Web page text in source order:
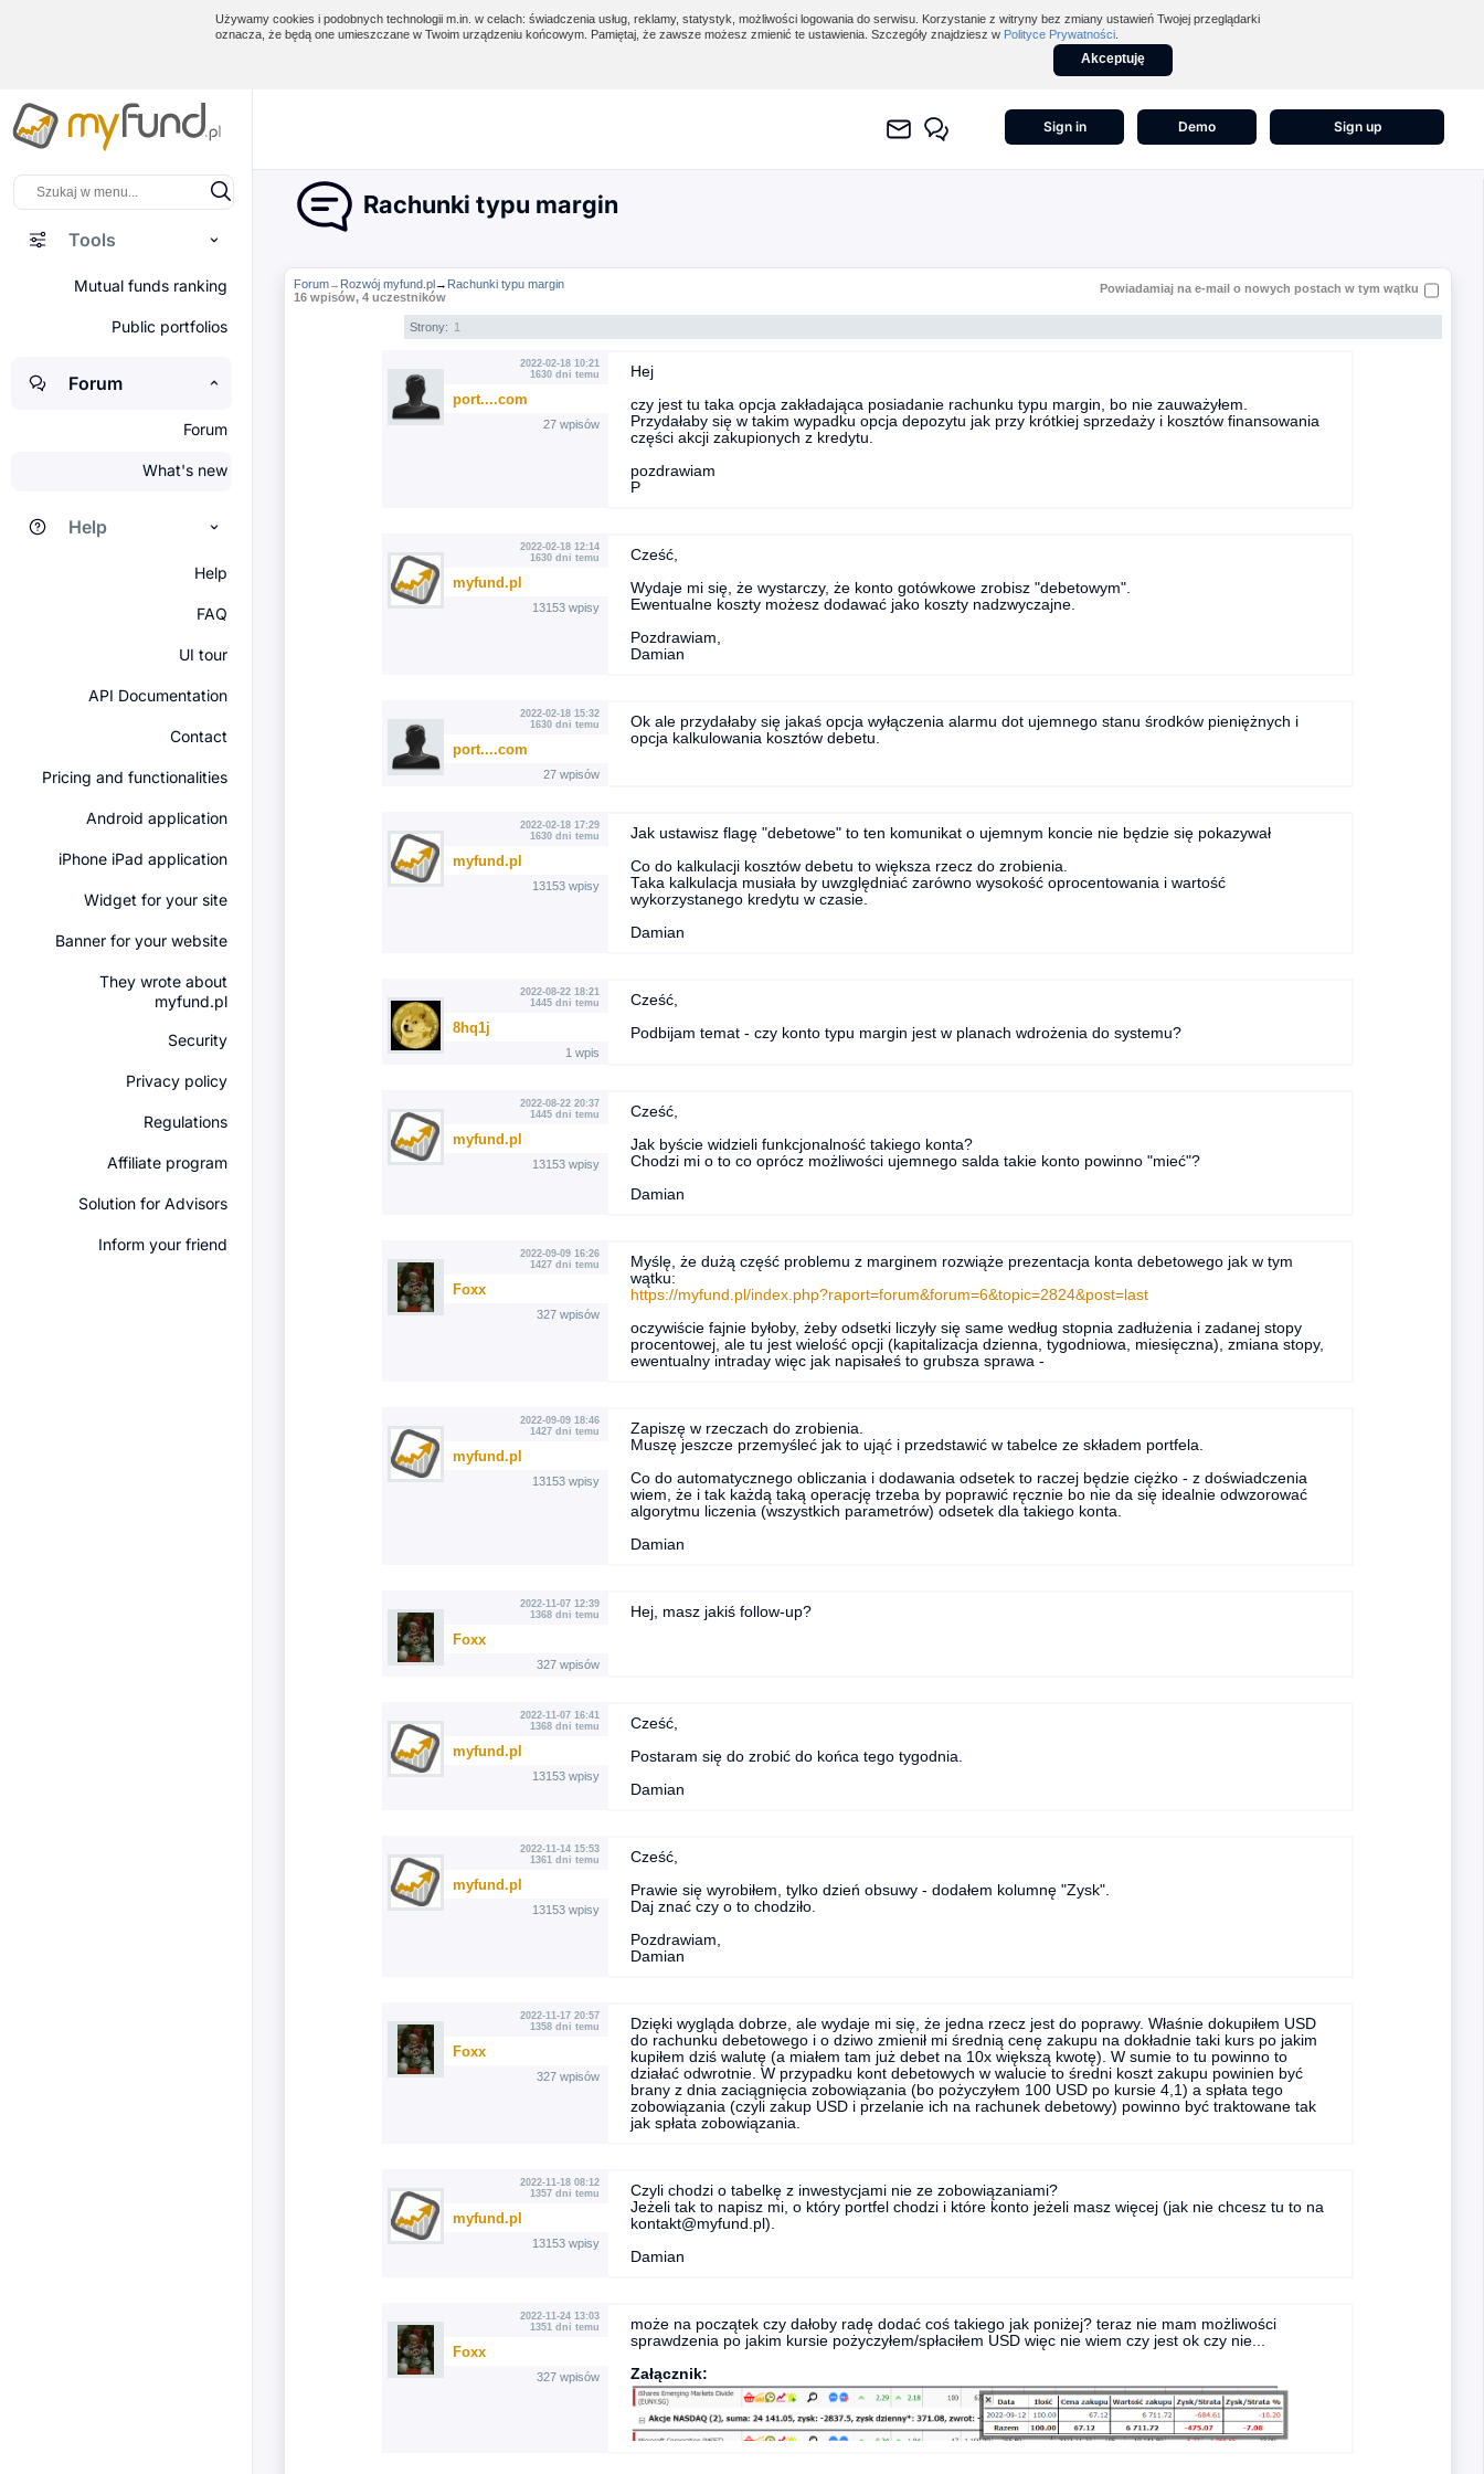
Używamy cookies i podobnych technologii m.in. w celach: świadczenia usług, reklamy, statystyk, możliwości logowania do serwisu. Korzystanie z witryny bez zmiany ustawień Twojej przeglądarki
oznacza, że będą one umieszczane w Twoim urządzeniu końcowym. Pamiętaj, że zawsze możesz zmienić te ustawienia. Szczegóły znajdziesz w Polityce Prywatności
Akceptuję
Tools
Mutual funds ranking
Public portfolios
Forum
Forum
What's new
Help
Help
FAQ
UI tour
API Documentation
Contact
Pricing and functionalities
Android application
iPhone iPad application
Widget for your site
Banner for your website
They wrote about
myfund.pl
Security
Privacy policy
Regulations
Affiliate program
Solution for Advisors
Inform your friend
Sign in Demo Sign up
Rachunki typu margin
Forum→ Rozwój myfund.pl→ Rachunki typu margin
16 wpisów, 4 uczestników
Powiadamiaj na e-mail o nowych postach w tym wątku
Strony: 1
2022-02-18 10:21
1630 dni temu
port....com
27 wpisów
Hej
czy jest tu taka opcja zakładająca posiadanie rachunku typu margin, bo nie zauważyłem.
Przydałaby się w takim wypadku opcja depozytu jak przy krótkiej sprzedaży i kosztów finansowania
części akcji zakupionych z kredytu.
pozdrawiam
P
2022-02-18 12:14
1630 dni temu
myfund.pl
13153 wpisy
Cześć,
Wydaje mi się, że wystarczy, że konto gotówkowe zrobisz "debetowym".
Ewentualne koszty możesz dodawać jako koszty nadzwyczajne.
Pozdrawiam,
Damian
2022-02-18 15:32
1630 dni temu
port....com
27 wpisów
Ok ale przydałaby się jakaś opcja wyłączenia alarmu dot ujemnego stanu środków pieniężnych i
opcja kalkulowania kosztów debetu.
2022-02-18 17:29
1630 dni temu
myfund.pl
13153 wpisy
Jak ustawisz flagę "debetowe" to ten komunikat o ujemnym koncie nie będzie się pokazywał
Co do kalkulacji kosztów debetu to większa rzecz do zrobienia.
Taka kalkulacja musiała by uwzględniać zarówno wysokość oprocentowania i wartość
wykorzystanego kredytu w czasie.
Damian
2022-08-22 18:21
1445 dni temu
8hq1j
1 wpis
Cześć,
Podbijam temat - czy konto typu margin jest w planach wdrożenia do systemu?
2022-08-22 20:37
1445 dni temu
myfund.pl
13153 wpisy
Cześć,
Jak byście widzieli funkcjonalność takiego konta?
Chodzi mi o to co oprócz możliwości ujemnego salda takie konto powinno "mieć"?
Damian
2022-09-09 16:26
1427 dni temu
Foxx
327 wpisów
Myślę, że dużą część problemu z marginem rozwiąże prezentacja konta debetowego jak w tym
wątku:
https://myfund.pl/index.php?raport=forum&forum=6&topic=2824&post=last
oczywiście fajnie byłoby, żeby odsetki liczyły się same według stopnia zadłużenia i zadanej stopy
procentowej, ale tu jest wielość opcji (kapitalizacja dzienna, tygodniowa, miesięczna), zmiana stopy,
ewentualny intraday więc jak napisałeś to grubsza sprawa -
2022-09-09 18:46
1427 dni temu
myfund.pl
13153 wpisy
Zapiszę w rzeczach do zrobienia.
Muszę jeszcze przemyśleć jak to ująć i przedstawić w tabelce ze składem portfela.
Co do automatycznego obliczania i dodawania odsetek to raczej będzie ciężko - z doświadczenia
wiem, że i tak każdą taką operację trzeba by poprawić ręcznie bo nie da się idealnie odwzorować
algorytmu liczenia (wszystkich parametrów) odsetek dla takiego konta.
Damian
2022-11-07 12:39
1368 dni temu
Foxx
327 wpisów
Hej, masz jakiś follow-up?
2022-11-07 16:41
1368 dni temu
myfund.pl
13153 wpisy
Cześć,
Postaram się do zrobić do końca tego tygodnia.
Damian
2022-11-14 15:53
1361 dni temu
myfund.pl
13153 wpisy
Cześć,
Prawie się wyrobiłem, tylko dzień obsuwy - dodałem kolumnę "Zysk".
Daj znać czy o to chodziło.
Pozdrawiam,
Damian
2022-11-17 20:57
1358 dni temu
Foxx
327 wpisów
Dzięki wygląda dobrze, ale wydaje mi się, że jedna rzecz jest do poprawy. Właśnie dokupiłem USD
do rachunku debetowego i o dziwo zmienił mi średnią cenę zakupu na dokładnie taki kurs po jakim
kupiłem dziś walutę (a miałem tam już debet na 10x większą kwotę). W sumie to tu powinno to
działać odwrotnie. W przypadku kont debetowych w walucie to średni koszt zakupu powinien być
brany z dnia zaciągnięcia zobowiązania (bo pożyczyłem 100 USD po kursie 4,1) a spłata tego
zobowiązania (czyli zakup USD i przelanie ich na rachunek debetowy) powinno być traktowane tak
jak spłata zobowiązania.
2022-11-18 08:12
1357 dni temu
myfund.pl
13153 wpisy
Czyli chodzi o tabelkę z inwestycjami nie ze zobowiązaniami?
Jeżeli tak to napisz mi, o który portfel chodzi i które konto jeżeli masz więcej (jak nie chcesz tu to na
kontakt@myfund.pl).
Damian
2022-11-24 13:03
1351 dni temu
Foxx
327 wpisów
może na początek czy dałoby radę dodać coś takiego jak poniżej? teraz nie mam możliwości
sprawdzenia po jakim kursie pożyczyłem/spłaciłem USD więc nie wiem czy jest ok czy nie...
Załącznik: